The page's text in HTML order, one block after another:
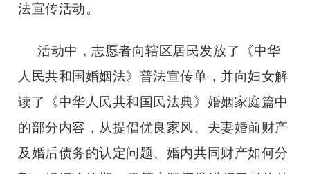
法宣传活动。
活动中，志愿者向辖区居民发放了《中华
人民共和国婚姻法》普法宣传单，并向妇女解
读了《中华人民共和国民法典》婚姻家庭篇中
的部分内容，从提倡优良家风、夫妻婚前财产
及婚后债务的认定问题、婚内共同财产如何分